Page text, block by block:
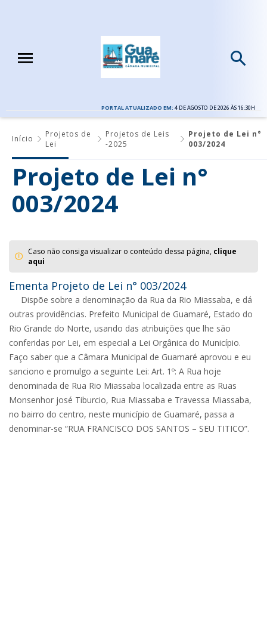
PORTAL ATUALIZADO EM: 4 DE AGOSTO DE 2026 ÀS 16:30H
Início
Projetos de
Lei
Projetos de Leis
-2025
Projeto de Lei n°
003/2024
Projeto de Lei n°
003/2024
Caso não consiga visualizar o conteúdo dessa página, clique
aqui
Ementa Projeto de Lei n° 003/2024
Dispõe sobre a denominação da Rua da Rio Miassaba, e dá
outras providências. Prefeito Municipal de Guamaré, Estado do
Rio Grande do Norte, usando das atribuições que lhe são
conferidas por Lei, em especial a Lei Orgânica do Município.
Faço saber que a Câmara Municipal de Guamaré aprovou e eu
sanciono e promulgo a seguinte Lei: Art. 1º: A Rua hoje
denominada de Rua Rio Miassaba localizada entre as Ruas
Monsenhor josé Tiburcio, Rua Miassaba e Travessa Miassaba,
no bairro do centro, neste município de Guamaré, passa a
denominar-se “RUA FRANCISCO DOS SANTOS – SEU TITICO”.